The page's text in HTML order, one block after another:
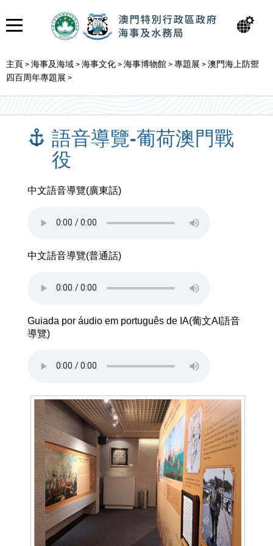
主頁 > 海事及海域 > 海事文化 > 海事博物館 > 專題展 > 澳門海上防禦
四百周年專題展 >
語音導覽-葡荷澳門戰
役
中文語音導覽(廣東話)
中文語音導覽(普通話)
Guiada por áudio em português de IA(葡文AI語音
導覽)